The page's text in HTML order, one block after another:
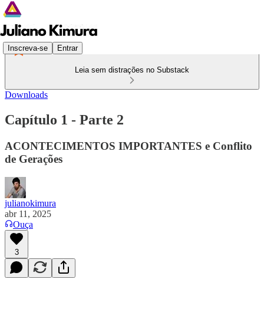
Inscreva-se Entrar
Leia sem distrações no Substack
Downloads
Capítulo 1 - Parte 2
ACONTECIMENTOS IMPORTANTES e Conflito
de Gerações
julianokimura
abr 11, 2025
Ouça
3